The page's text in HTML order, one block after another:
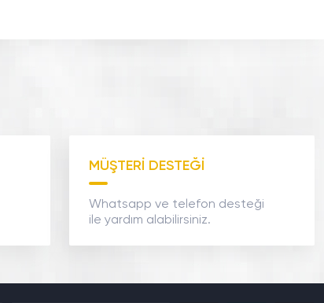
MÜŞTERİ DESTEĞİ
Whatsapp ve telefon desteği
ile yardım alabilirsiniz.